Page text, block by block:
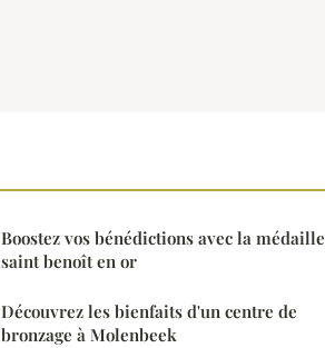
Boostez vos bénédictions avec la médaille
saint benoît en or
Découvrez les bienfaits d'un centre de
bronzage à Molenbeek